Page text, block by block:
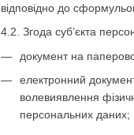
відповідно до
4.2. Згода суб’єкта
документ на
електронний
волевиявлення
персональних даних;